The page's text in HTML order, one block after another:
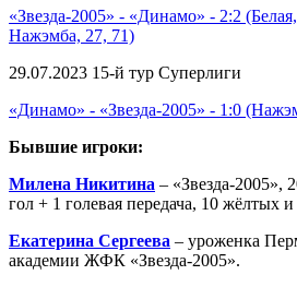
«Звезда-2005» - «Динамо» - 2:2
Нажэмба, 27, 71)
29.07.2023 15-й тур Суперлиги
«Динамо» - «Звезда-2005» - 1:0
Бывшие игроки:
Милена Никитина – «Звезда-2005»,
гол + 1 голевая передача, 10 жёлтых
Екатерина Сергеева – уроженка
академии ЖФК «Звезда-2005».